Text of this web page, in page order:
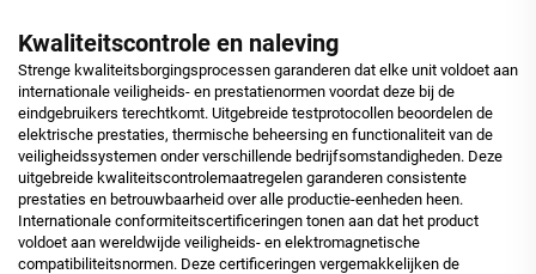
Kwaliteitscontrole en naleving
Strenge kwaliteitsborgingsprocessen garanderen dat elke unit voldoet aan
internationale veiligheids- en prestatienormen voordat deze bij de
eindgebruikers terechtkomt. Uitgebreide testprotocollen beoordelen de
elektrische prestaties, thermische beheersing en functionaliteit van de
veiligheidssystemen onder verschillende bedrijfsomstandigheden. Deze
uitgebreide kwaliteitscontrolemaatregelen garanderen consistente
prestaties en betrouwbaarheid over alle productie-eenheden heen.
Internationale conformiteitscertificeringen tonen aan dat het product
voldoet aan wereldwijde veiligheids- en elektromagnetische
compatibiliteitsnormen. Deze certificeringen vergemakkelijken de